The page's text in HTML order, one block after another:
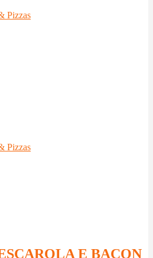
Pizzas
Pizzas
E BACON